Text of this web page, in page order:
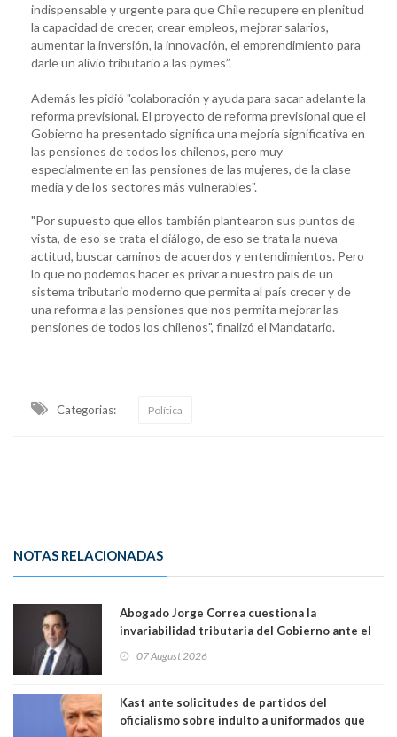
indispensable y urgente para que Chile recupere en plenitud
la capacidad de crecer, crear empleos, mejorar salarios,
aumentar la inversión, la innovación, el emprendimiento para
darle un alivio tributario a las pymes”.
Además les pidió "colaboración y ayuda para sacar adelante la
reforma previsional. El proyecto de reforma previsional que el
Gobierno ha presentado significa una mejoría significativa en
las pensiones de todos los chilenos, pero muy
especialmente en las pensiones de las mujeres, de la clase
media y de los sectores más vulnerables".
"Por supuesto que ellos también plantearon sus puntos de
vista, de eso se trata el diálogo, de eso se trata la nueva
actitud, buscar caminos de acuerdos y entendimientos. Pero
lo que no podemos hacer es privar a nuestro país de un
sistema tributario moderno que permita al país crecer y de
una reforma a las pensiones que nos permita mejorar las
pensiones de todos los chilenos", finalizó el Mandatario.
Categorias: Política
NOTAS RELACIONADAS
Abogado Jorge Correa cuestiona la
invariabilidad tributaria del Gobierno ante el
democracia” y "defendemos la alternancia en el
07 August 2026
Kast ante solicitudes de partidos del
oficialismo sobre indulto a uniformados que